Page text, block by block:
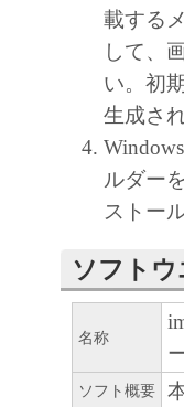
載する
して、
い。初
生成さ
ルダー
ストー
ソフト
名称
ソフト概要